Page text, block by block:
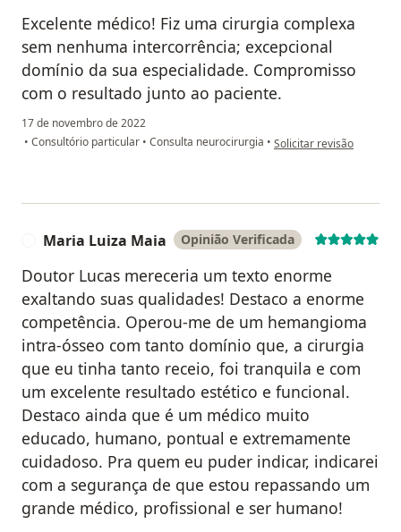
Excelente médico! Fiz uma cirurgia complexa
sem nenhuma intercorrência; excepcional
domínio da sua especialidade. Compromisso
com o resultado junto ao paciente.
17 de novembro de 2022
• Consultório particular • Consulta neurocirurgia • na opinião do utilizador
Solicitar revisão
Maria Luiza Maia Opinião Verificada
Doutor Lucas mereceria um texto enorme
exaltando suas qualidades! Destaco a enorme
competência. Operou-me de um hemangioma
intra-ósseo com tanto domínio que, a cirurgia
que eu tinha tanto receio, foi tranquila e com
um excelente resultado estético e funcional.
Destaco ainda que é um médico muito
educado, humano, pontual e extremamente
cuidadoso. Pra quem eu puder indicar, indicarei
com a segurança de que estou repassando um
grande médico, profissional e ser humano!